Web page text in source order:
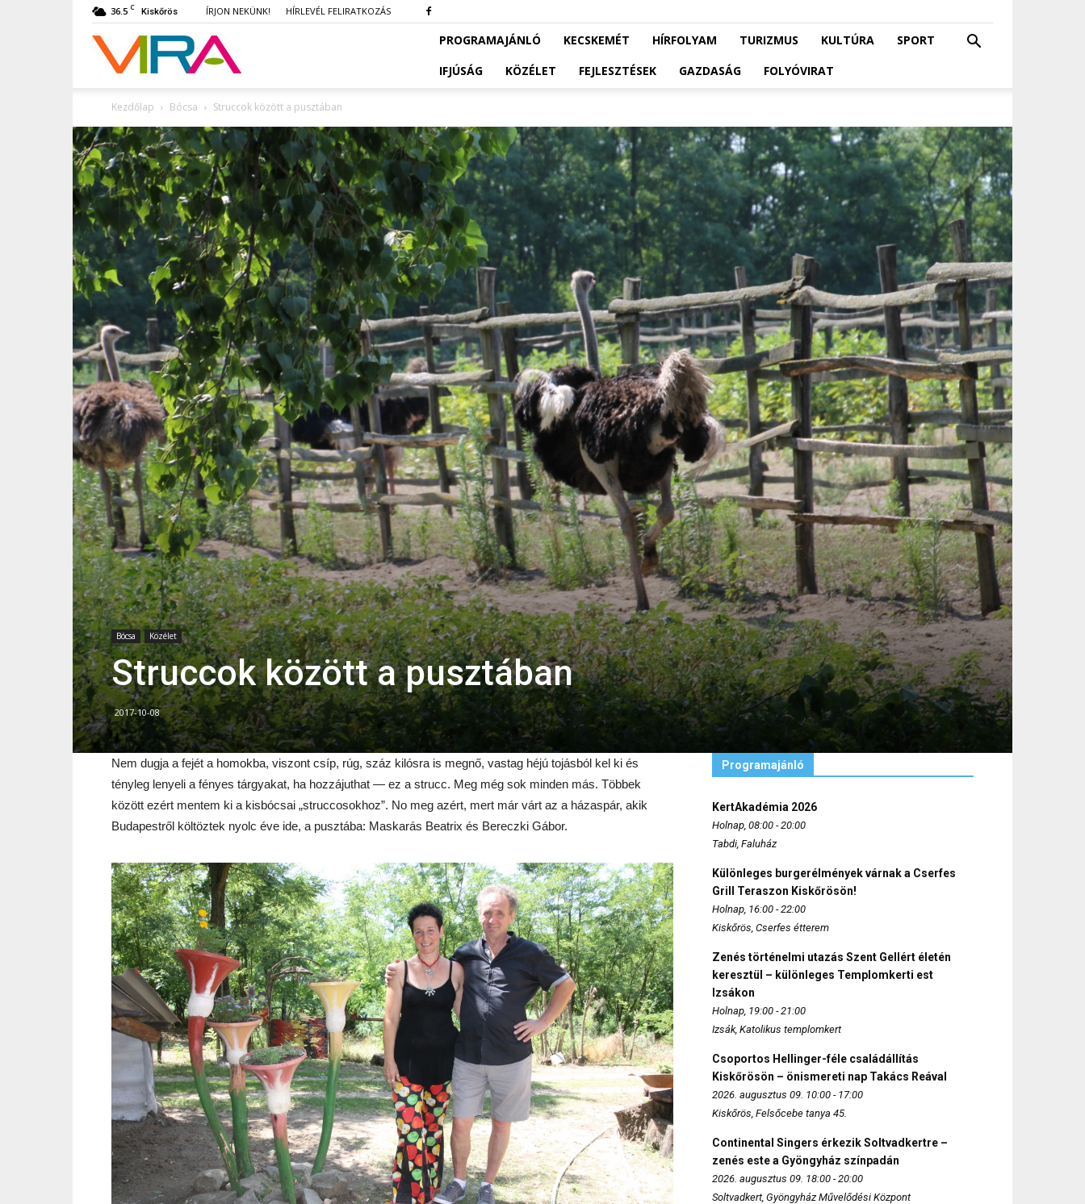
36.5 C Kiskőrös ÍRJON NEKÜNK! HÍRLEVÉL FELIRATKOZÁS
VIRA PROGRAMAJÁNLÓ KECSKEMÉT HÍRFOLYAM TURIZMUS KULTÚRA
SPORT
IFJÚSÁG
KÖZÉLET FEJLESZTÉSEK GAZDASÁG FOLYÓVIRAT
Kezdőlap Bócsa Struccok között a pusztában
Bócsa Közélet
Struccok között a pusztában
2017-10-08
Nem dugja a fejét a homokba, viszont csíp, rúg, száz kilósra is megnő, vastag héjú tojásból kel ki és
tényleg lenyeli a fényes tárgyakat, ha hozzájuthat — ez a strucc. Meg még sok minden más. Többek
között ezért mentem ki a kisbócsai „struccosokhoz”. No meg azért, mert már várt az a házaspár, akik
Budapestről költöztek nyolc éve ide, a pusztába: Maskarás Beatrix és Bereczki Gábor.
Programajánló
KertAkadémia 2026
Holnap, 08:00 - 20:00
Tabdi, Faluház
Különleges burgerélmények várnak a Cserfes
Grill Teraszon Kiskőrösön!
Holnap, 16:00 - 22:00
Kiskőrös, Cserfes étterem
Zenés történelmi utazás Szent Gellért életén
keresztül – különleges Templomkerti est
Izsákon
Holnap, 19:00 - 21:00
Izsák, Katolikus templomkert
Csoportos Hellinger-féle családállítás
Kiskőrösön – önismereti nap Takács Reával
2026. augusztus 09. 10:00 - 17:00
Kiskőrös, Felsőcebe tanya 45.
Continental Singers érkezik Soltvadkertre –
zenés este a Gyöngyház színpadán
2026. augusztus 09. 18:00 - 20:00
Soltvadkert, Gyöngyház Művelődési Központ